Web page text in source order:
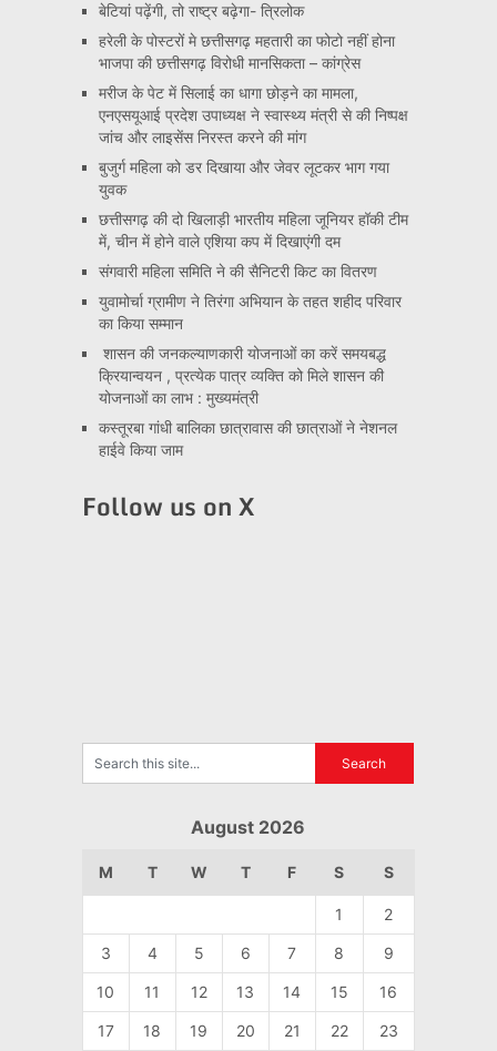
बेटियां पढ़ेंगी, तो राष्ट्र बढ़ेगा- त्रिलोक
हरेली के पोस्टरों मे छत्तीसगढ़ महतारी का फोटो नहीं होना
भाजपा की छत्तीसगढ़ विरोधी मानसिकता – कांग्रेस
मरीज के पेट में सिलाई का धागा छोड़ने का मामला,
एनएसयूआई प्रदेश उपाध्यक्ष ने स्वास्थ्य मंत्री से की निष्पक्ष
जांच और लाइसेंस निरस्त करने की मांग
बुजुर्ग महिला को डर दिखाया और जेवर लूटकर भाग गया
युवक
छत्तीसगढ़ की दो खिलाड़ी भारतीय महिला जूनियर हॉकी टीम
में, चीन में होने वाले एशिया कप में दिखाएंगी दम
संगवारी महिला समिति ने की सैनिटरी किट का वितरण
युवामोर्चा ग्रामीण ने तिरंगा अभियान के तहत शहीद परिवार
का किया सम्मान
शासन की जनकल्याणकारी योजनाओं का करें समयबद्ध
क्रियान्वयन , प्रत्येक पात्र व्यक्ति को मिले शासन की
योजनाओं का लाभ : मुख्यमंत्री
कस्तूरबा गांधी बालिका छात्रावास की छात्राओं ने नेशनल
हाईवे किया जाम
Follow us on X
August 2026
M T W T F S S
1 2
3 4 5 6 7 8 9
10 11 12 13 14 15 16
17 18 19 20 21 22 23